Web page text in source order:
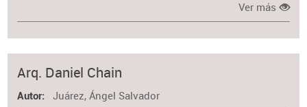
Ver más
Arq. Daniel Chain
Autor Juárez, Ángel Salvador